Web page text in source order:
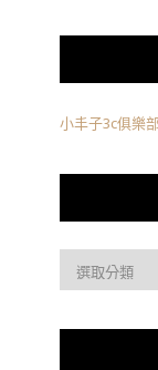
小丰子3c俱樂部